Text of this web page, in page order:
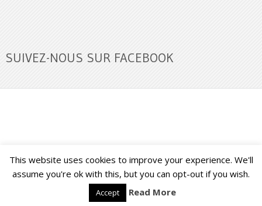
SUIVEZ-NOUS SUR FACEBOOK
Buzz Ultra Copyright © 2026. Back to Top ↑
This website uses cookies to improve your experience. We'll
assume you're ok with this, but you can opt-out if you wish.
Accept Read More
Français English ( Anglais)